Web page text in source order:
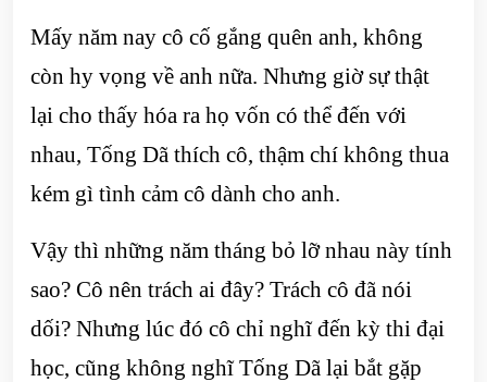
Mấy năm nay cô cố gắng quên anh, không
còn hy vọng về anh nữa. Nhưng giờ sự thật
lại cho thấy hóa ra họ vốn có thể đến với
nhau, Tống Dã thích cô, thậm chí không thua
kém gì tình cảm cô dành cho anh.
Vậy thì những năm tháng bỏ lỡ nhau này tính
sao? Cô nên trách ai đây? Trách cô đã nói
dối? Nhưng lúc đó cô chỉ nghĩ đến kỳ thi đại
học, cũng không nghĩ Tống Dã lại bắt gặp